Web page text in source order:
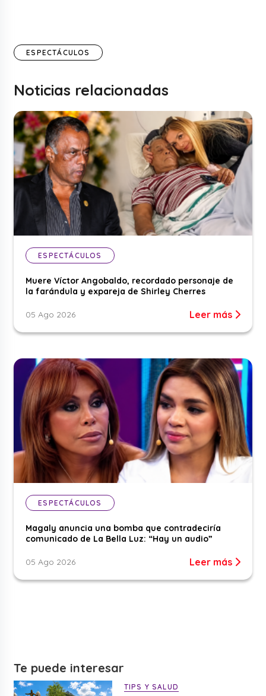
ESPECTÁCULOS
Noticias relacionadas
ESPECTÁCULOS
Muere Víctor Angobaldo, recordado personaje de
la farándula y expareja de Shirley Cherres
05 Ago 2026 Leer más
ESPECTÁCULOS
Magaly anuncia una bomba que contradeciría
comunicado de La Bella Luz: “Hay un audio”
05 Ago 2026 Leer más
Te puede interesar
TIPS Y SALUD